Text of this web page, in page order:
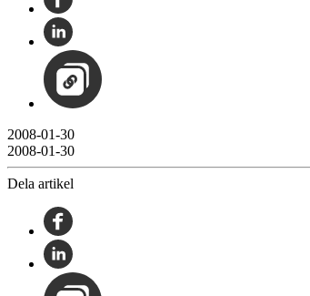
2008-01-30
2008-01-30
Dela artikel